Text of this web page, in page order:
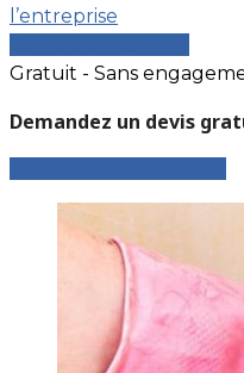
l’entreprise
Gratuit - Sans
Demandez un devis